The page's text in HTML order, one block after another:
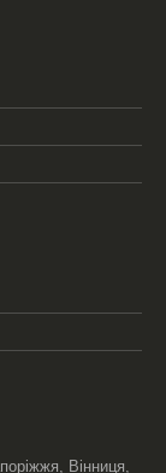
Вінниця,